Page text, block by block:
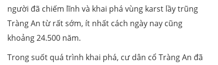
người đã chiếm lĩnh và khai phá vùng karst lầy trũng
Tràng An từ rất sớm, ít nhất cách ngày nay cũng
khoảng 24.500 năm.
Trong suốt quá trình khai phá, cư dân cổ Tràng An đã